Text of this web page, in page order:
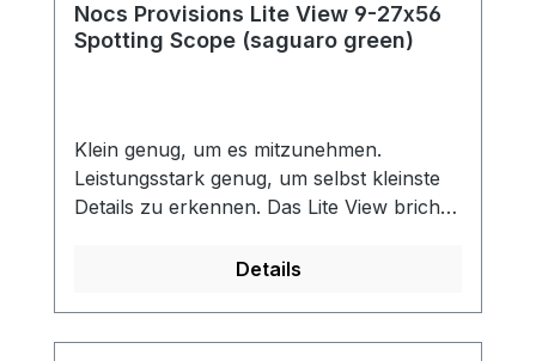
Nocs Provisions Lite View 9-27x56
Spotting Scope (saguaro green)
Klein genug, um es mitzunehmen.
Leistungsstark genug, um selbst kleinste
Details zu erkennen. Das Lite View bricht
den Zugang zur Natur ohne schweres
ist dieses kleine und leichte Spektiv
Details